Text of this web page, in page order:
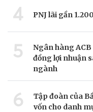
4 PNJ lãi gần
5
Ngân hàng
đồng lợi nhuận
ngành
6
Tập đoàn của
vốn cho danh